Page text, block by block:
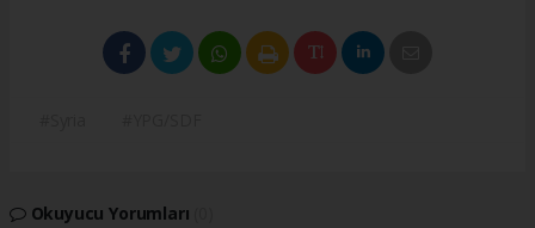
Okuyucu Yorumları